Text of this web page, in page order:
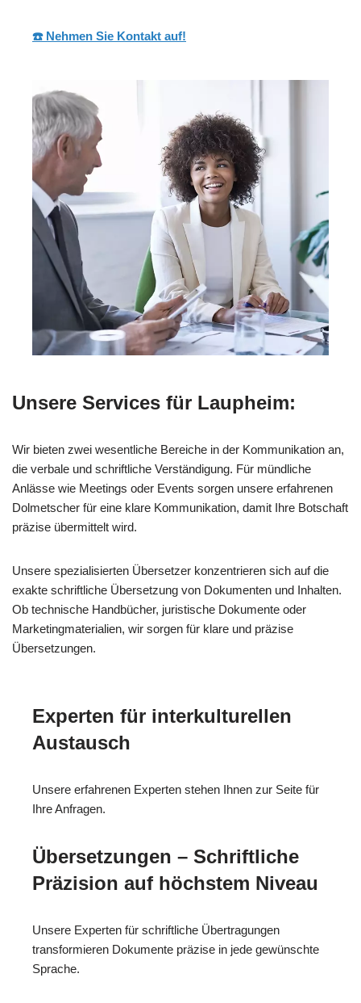
☎️ Nehmen Sie Kontakt auf!
Unsere Services für Laupheim:
Wir bieten zwei wesentliche Bereiche in der Kommunikation an,
die verbale und schriftliche Verständigung. Für mündliche
Anlässe wie Meetings oder Events sorgen unsere erfahrenen
Dolmetscher für eine klare Kommunikation, damit Ihre Botschaft
präzise übermittelt wird.
Unsere spezialisierten Übersetzer konzentrieren sich auf die
exakte schriftliche Übersetzung von Dokumenten und Inhalten.
Ob technische Handbücher, juristische Dokumente oder
Marketingmaterialien, wir sorgen für klare und präzise
Übersetzungen.
Experten für interkulturellen
Austausch
Unsere erfahrenen Experten stehen Ihnen zur Seite für
Ihre Anfragen.
Übersetzungen – Schriftliche
Präzision auf höchstem Niveau
Unsere Experten für schriftliche Übertragungen
transformieren Dokumente präzise in jede gewünschte
Sprache.